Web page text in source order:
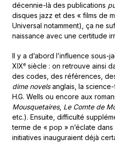
décennie-là des publications
disques jazz et des « films de
Universal notamment), ça ne
naissance avec une certitude
Il y a d’abord l’influence sous-
XIXe siècle : on retrouve ainsi
des codes, des références,
dime novelsanglais, la
H.G. Wells ou encore aux
Mousquetaires, Le Comte de
etc.). Ensuite, difficulté
terme de « pop » n’éclate
initiatives inauguraient déjà